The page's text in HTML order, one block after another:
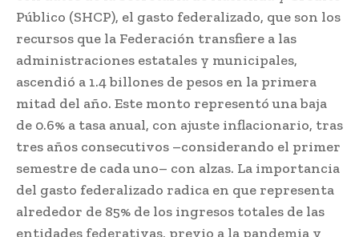
Público (SHCP), el gasto federalizado, que son los
recursos que la Federación transfiere a las
administraciones estatales y municipales,
ascendió a 1.4 billones de pesos en la primera
mitad del año. Este monto representó una baja
de 0.6% a tasa anual, con ajuste inflacionario, tras
tres años consecutivos –considerando el primer
semestre de cada uno– con alzas. La importancia
del gasto federalizado radica en que representa
alrededor de 85% de los ingresos totales de las
entidades federativas, previo a la pandemia y